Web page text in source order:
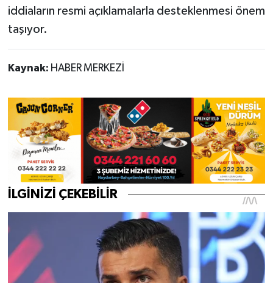
iddiaların resmi açıklamalarla desteklenmesi önem
taşıyor.
Kaynak: HABER MERKEZİ